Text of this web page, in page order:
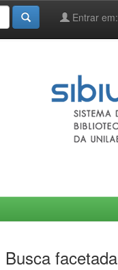
Entrar em:
Busca facetada